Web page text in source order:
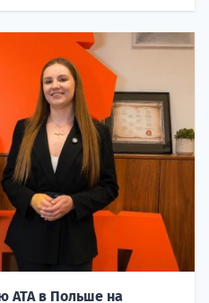
ATA в Польше на